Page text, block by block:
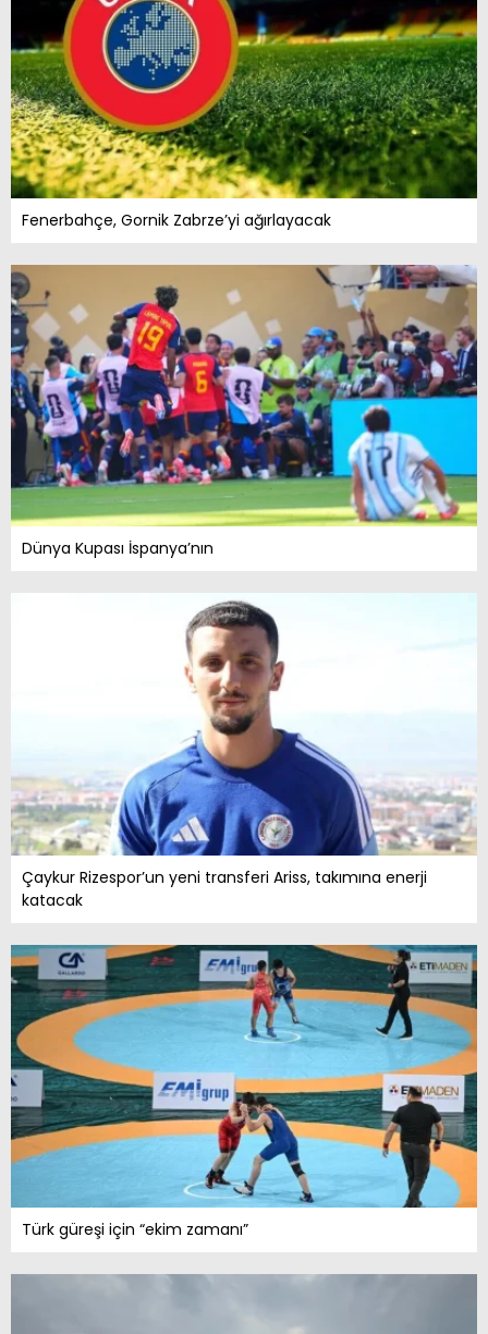
Fenerbahçe, Gornik Zabrze’yi ağırlayacak
Dünya Kupası İspanya’nın
Çaykur Rizespor’un yeni transferi Ariss, takımına enerji
katacak
Türk güreşi için “ekim zamanı”